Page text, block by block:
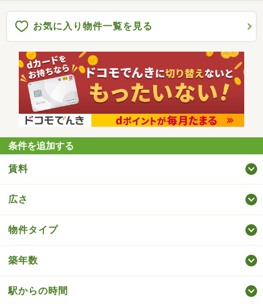
お気に入り物件一覧を見る
条件を追加する
賃料
広さ
物件タイプ
築年数
駅からの時間